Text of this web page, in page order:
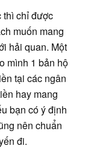
thì chỉ được
muốn mang
hải quan. Một
mình 1 bản hộ
tại các ngân
hay mang
bạn có ý định
nên chuẩn
đi.